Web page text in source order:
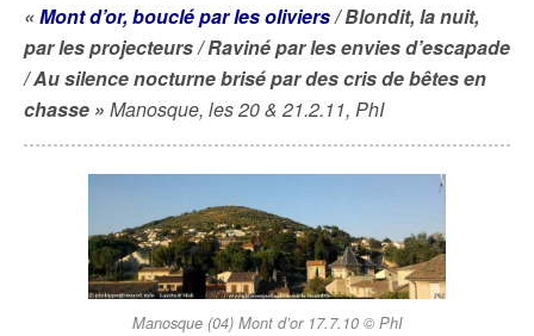
«Mont d’or, bouclé par les oliviers/Blondit, la nuit,
par les projecteurs /Raviné par les envies d’escapade
/Au silence nocturne brisé par des cris de bêtes en
chasse » Manosque, les 20 & 21.2.11, PhI
Manosque (04) Mont d’or 17.7.10 © PhI